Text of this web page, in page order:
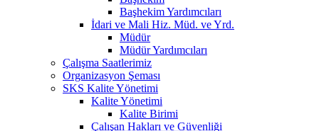
Başhekim Yardımcıları
İdari ve Mali Hiz. Müd. ve Yrd.
Müdür
Müdür Yardımcıları
Çalışma Saatlerimiz
Organizasyon Şeması
SKS Kalite Yönetimi
Kalite Yönetimi
Kalite Birimi
Çalışan Hakları ve Güvenliği